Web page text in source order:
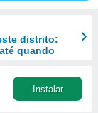
distrito:
quando
Instalar